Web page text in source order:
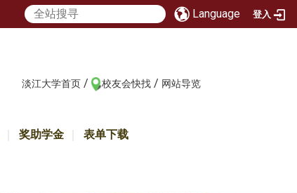
Language 登入
淡江大学首页 / 校友会快找 / 网站导览
奖助学金 表单下载